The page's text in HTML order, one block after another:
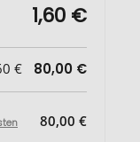
1,60 €
€ 80,00 €
80,00 €